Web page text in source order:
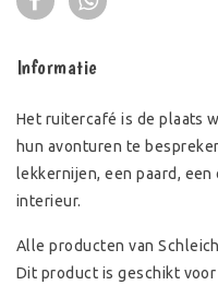
Informatie
Het ruitercafé is de plaats
hun avonturen te
lekkernijen, een paard,
interieur.
Alle producten van
Dit product is geschikt voor